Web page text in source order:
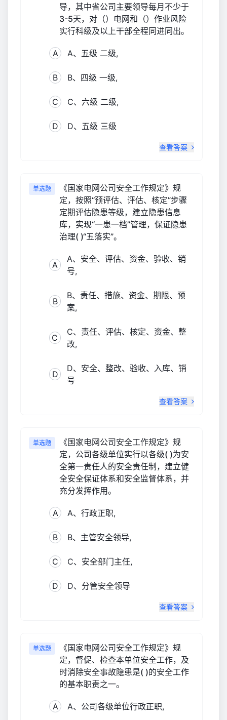
导，其中省公司主要领导每月不少于
3-5天，对（）电网和（）作业风险
实行科级及以上干部全程同进同出。
A A、五级 二级,
B B、四级 一级,
C C、六级 二级,
D D、五级 三级
查看答案
单选题
《国家电网公司安全工作规定》规
定，按照“预评估、评估、核定”步骤
定期评估隐患等级，建立隐患信息
库，实现“一患一档”管理，保证隐患
治理( )“五落实”。
A
A、安全、评估、资金、验收、销
号,
B
B、责任、措施、资金、期限、预
案,
C
C、责任、评估、核定、资金、整
改,
D
D、安全、整改、验收、入库、销
号
查看答案
单选题
《国家电网公司安全工作规定》规
定，公司各级单位实行以各级( )为安
全第一责任人的安全责任制，建立健
全安全保证体系和安全监督体系，并
充分发挥作用。
A A、行政正职,
B B、主管安全领导,
C C、安全部门主任,
D D、分管安全领导
查看答案
单选题
《国家电网公司安全工作规定》规
定，督促、检查本单位安全工作，及
时消除安全事故隐患是( )的安全工作
的基本职责之一。
A A、公司各级单位行政正职,